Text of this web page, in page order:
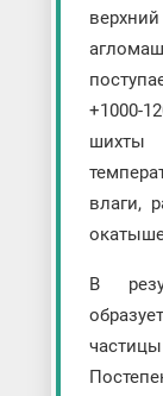
+1000-
шихты
влаги,
В